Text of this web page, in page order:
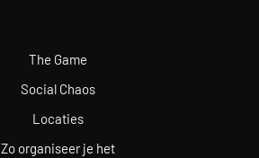
The Game
Social Chaos
Locaties
Zo organiseer je het